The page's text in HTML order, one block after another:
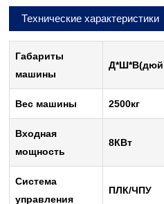
Технические характеристики
Габариты
машины
Вес машины 2500кг
Входная
мощность
8КВт
Система
управления
ПЛК/ЧПУ